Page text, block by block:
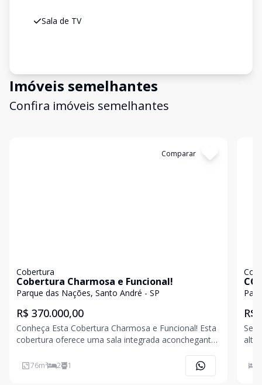
Sala de TV
Imóveis semelhantes
Confira imóveis semelhantes
Comparar
Cobertura
Cobertura Charmosa e Funcional!
Parque das Nações, Santo André - SP
R$ 370.000,00
Conheça Esta Cobertura Charmosa e Funcional! Esta
cobertura oferece uma sala integrada aconchegante,
em piso frio, o ambiente é de fácil manutenção. A
cozinha aberta ao living traz praticidade e confor
76m² 2 1
-
R$
Se
alto